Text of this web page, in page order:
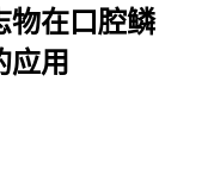
物在口腔鳞
应用